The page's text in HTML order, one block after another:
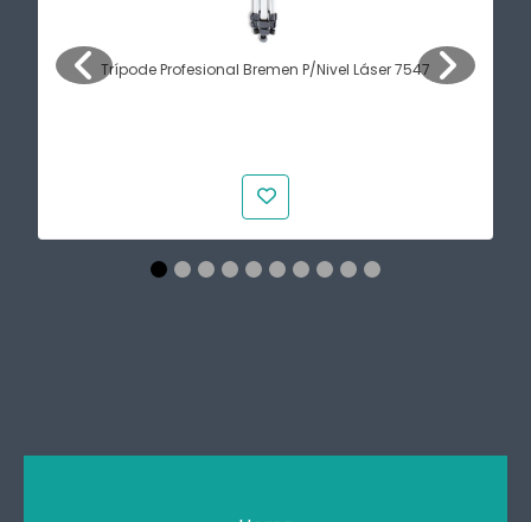
Trípode Profesional Bremen P/Nivel Láser 7547